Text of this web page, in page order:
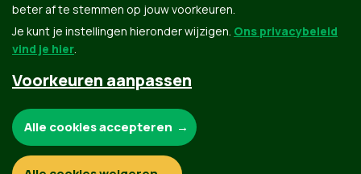
Groen.be
Contact Privacybeleid
beter af te stemmen op jouw voorkeuren.
Je kunt je instellingen hieronder wijzigen. Ons privacybeleid
vind je hier.
Voorkeuren aanpassen
Functionele en analytische cookies:
Alle cookies accepteren